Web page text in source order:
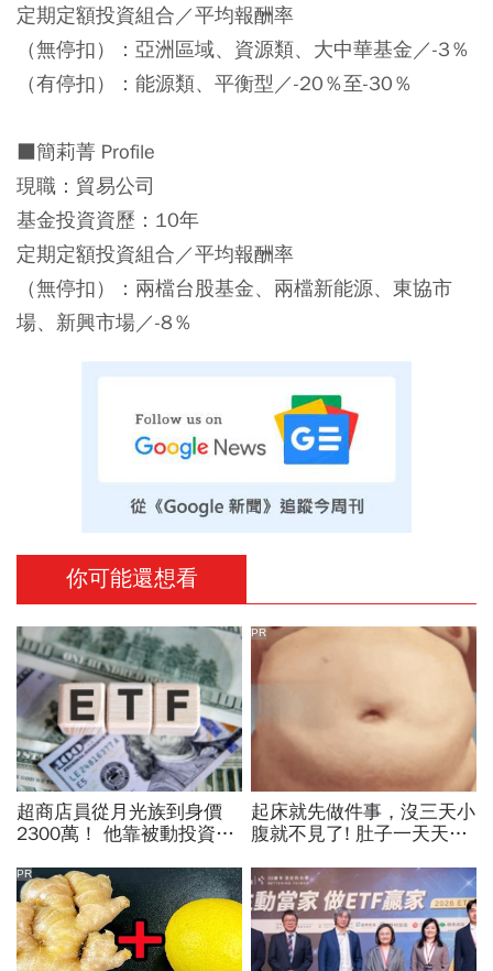
定期定額投資組合／平均報酬率
（無停扣）：亞洲區域、資源類、大中華基金／-3％
（有停扣）：能源類、平衡型／-20％至-30％
■簡莉菁 Profile
現職：貿易公司
基金投資資歷：10年
定期定額投資組合／平均報酬率
（無停扣）：兩檔台股基金、兩檔新能源、東協市
場、新興市場／-8％
你可能還想看
超商店員從月光族到身價
2300萬！ 他靠被動投資美
起床就先做件事，沒三天小
腹就不見了! 肚子一天天變
PR
PR